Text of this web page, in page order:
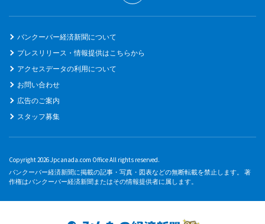
バンクーバー経済新聞について
プレスリリース・情報提供はこちらから
アクセスデータの利用について
お問い合わせ
広告のご案内
スタッフ募集
Copyright 2026 Jpcanada.com Office All rights reserved.
バンクーバー経済新聞に掲載の記事・写真・図表などの無断転載を禁止します。 著
作権はバンクーバー経済新聞またはその情報提供者に属します。